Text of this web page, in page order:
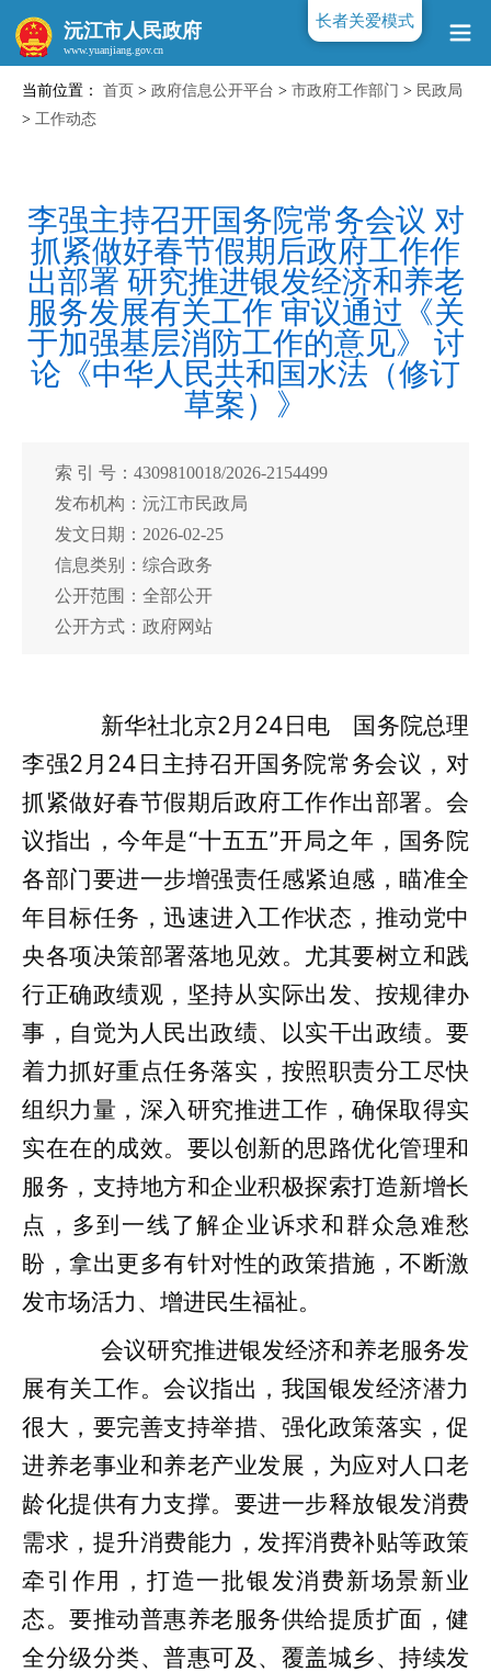
沅江市人民政府
当前位置： 首页 > 政府信息公开平台 > 市政府工作部门 > 民政局
> 工作动态
李强主持召开国务院常务会议 对
抓紧做好春节假期后政府工作作
出部署 研究推进银发经济和养老
服务发展有关工作 审议通过《关
于加强基层消防工作的意见》 讨
论《中华人民共和国水法（修订
草案）》
索 引 号：4309810018/2026-2154499
发布机构：沅江市民政局
发文日期：2026-02-25
信息类别：综合政务
公开范围：全部公开
公开方式：政府网站
新华社北京2月24日电 国务院总理
李强2月24日主持召开国务院常务会议，对
抓紧做好春节假期后政府工作作出部署。会
议指出，今年是“十五五”开局之年，国务院
各部门要进一步增强责任感紧迫感，瞄准全
年目标任务，迅速进入工作状态，推动党中
央各项决策部署落地见效。尤其要树立和践
行正确政绩观，坚持从实际出发、按规律办
事，自觉为人民出政绩、以实干出政绩。要
着力抓好重点任务落实，按照职责分工尽快
组织力量，深入研究推进工作，确保取得实
实在在的成效。要以创新的思路优化管理和
服务，支持地方和企业积极探索打造新增长
点，多到一线了解企业诉求和群众急难愁
盼，拿出更多有针对性的政策措施，不断激
发市场活力、增进民生福祉。
会议研究推进银发经济和养老服务发
展有关工作。会议指出，我国银发经济潜力
很大，要完善支持举措、强化政策落实，促
进养老事业和养老产业发展，为应对人口老
龄化提供有力支撑。要进一步释放银发消费
需求，提升消费能力，发挥消费补贴等政策
牵引作用，打造一批银发消费新场景新业
态。要推动普惠养老服务供给提质扩面，健
全分级分类、普惠可及、覆盖城乡、持续发
长者关爱模式